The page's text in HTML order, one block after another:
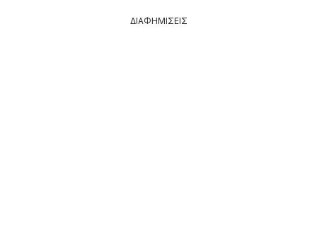
ΔΙΑΦΗΜΙΣΕΙΣ